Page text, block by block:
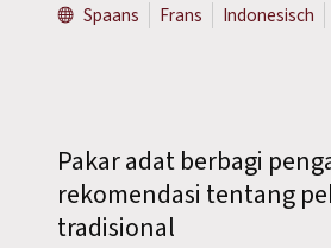
Spaans Frans Indonesisch
Pakar adat berbagi
rekomendasi tentang
tradisional